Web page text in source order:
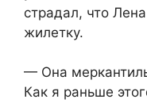
страдал, что
жилетку.
— Она
Как я раньше